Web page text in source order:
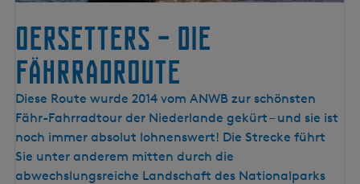
e
r
k
ü
s
t
Oersetters – die
Fährradroute
O
e
r
s
e
Diese Route wurde 2014 vom ANWB zur schönsten
Fähr-Fahrradtour der Niederlande gekürt – und sie ist
noch immer absolut lohnenswert! Die Strecke führt
Sie unter anderem mitten durch die
abwechslungsreiche Landschaft des Nationalparks